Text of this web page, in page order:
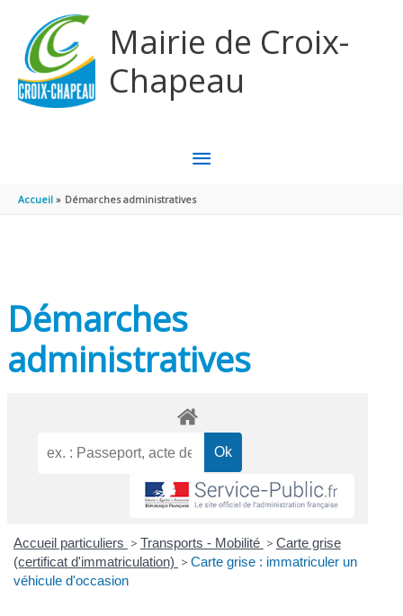
Mairie de Croix-
Chapeau
MENU
PRINCIPAL
Accueil Démarches administratives
Démarches
administratives
Accueil particuliers > Transports - Mobilité > Carte grise
(certificat d'immatriculation) > Carte grise : immatriculer un
véhicule d'occasion